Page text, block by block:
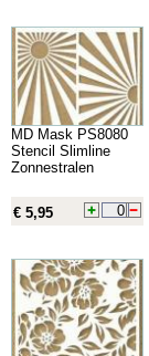
MD Mask PS8080
Stencil Slimline
Zonnestralen
€ 5,95